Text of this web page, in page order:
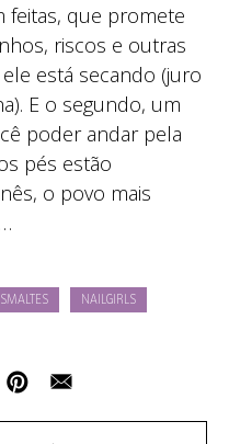
feitas, que promete
riscos e outras
está secando (juro
E o segundo, um
poder andar pela
pés estão
o povo mais
NAILGIRLS